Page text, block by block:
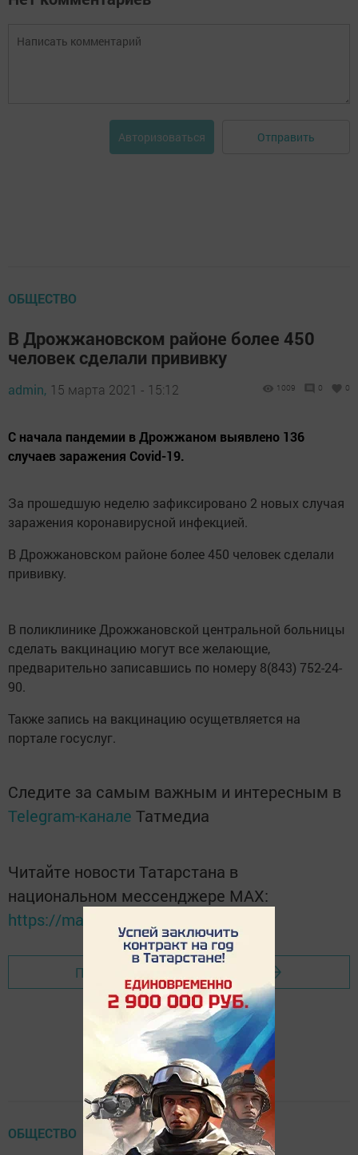
Авторизоваться Отправить
ОБЩЕСТВО
В Дрожжановском районе более 450
человек сделали прививку
admin, 15 марта 2021 - 15:12 1009 0 0
С начала пандемии в Дрожжаном выявлено 136
случаев заражения Covid-19.
За прошедшую неделю зафиксировано 2 новых случая
заражения коронавирусной инфекцией.
В Дрожжановском районе более 450 человек сделали
прививку.
В поликлинике Дрожжановской центральной больницы
сделать вакцинацию могут все желающие,
предварительно записавшись по номеру 8(843) 752-24-
90.
Также запись на вакцинацию осущетвляется на
портале госуслуг.
Следите за самым важным и интересным в
Telegram-канале Татмедиа
Читайте новости Татарстана в
национальном мессенджере MАХ:
https://max.ru/tatmedia
Перейти на страницу новости
ОБЩЕСТВО